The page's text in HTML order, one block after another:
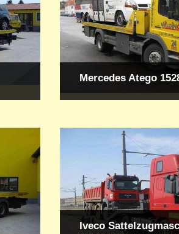
Mercedes Atego
Iveco